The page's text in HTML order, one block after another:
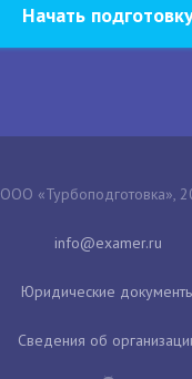
Начать
ООО «Турбоподготовка»,
Юридические
Сведения об